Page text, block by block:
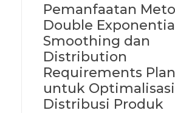
Pemanfaatan
Double
Smoothing dan
Distribution
Requirements
untuk Optimalisasi
Distribusi Produk